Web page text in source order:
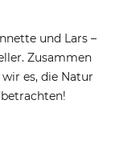
und Lars –
Zusammen
es, die Natur